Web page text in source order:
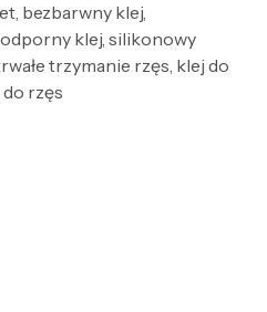
bezbarwny klej,
klej, silikonowy
trzymanie rzęs, klej do
rzęs